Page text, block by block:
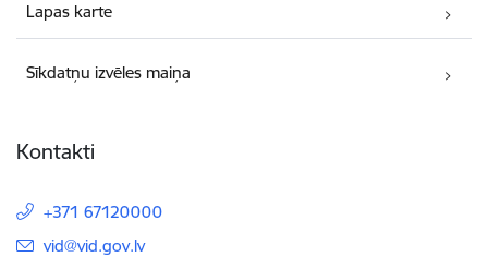
Lapas karte
Sīkdatņu izvēles maiņa
Kontakti
+371 67120000
E-pasts:
vid@vid.gov.lv